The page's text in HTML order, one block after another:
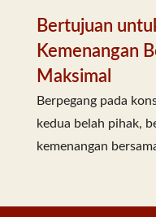
Bertujuan
Kemenangan
Maksimal
Berpegang pada
kedua belah pihak,
kemenangan